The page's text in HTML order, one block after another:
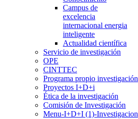
Campus de
excelencia
internacional energia
inteligente
Actualidad científica
Servicio de investigación
OPE
CINTTEC
Programa propio investigación
Proyectos I+D+i
Ética de la investigación
Comisión de Investigación
Menu-I+D+I (1)-Investigacion